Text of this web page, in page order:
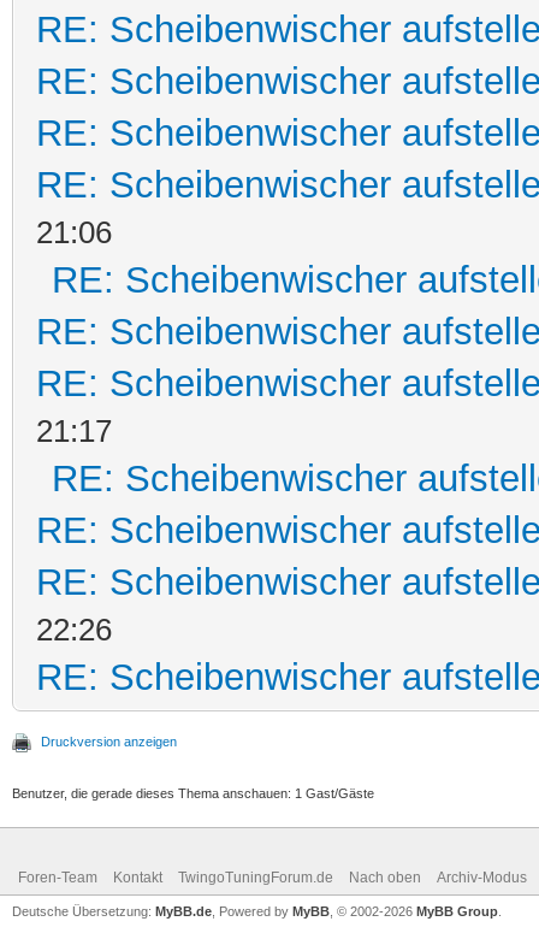
RE: Scheibenwischer
RE: Scheibenwischer
RE: Scheibenwischer
RE: Scheibenwischer
21:06
RE: Scheibenwischer
RE: Scheibenwischer
RE: Scheibenwischer
21:17
RE: Scheibenwischer
RE: Scheibenwischer
RE: Scheibenwischer
22:26
RE: Scheibenwischer
Druckversion anzeigen
Benutzer, die gerade dieses Thema anschauen: 1 Gast/Gäste
Foren-Team Kontakt TwingoTuningForum.de Nach oben Archiv-Modus
Deutsche Übersetzung: MyBB.de , Powered by MyBB , © 2002-2026 MyBB Group